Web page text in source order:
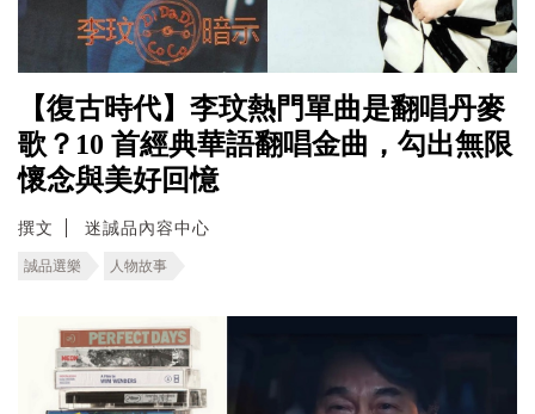
【復古時代】李玟熱門單曲是翻唱丹麥
歌？10 首經典華語翻唱金曲，勾出無限
懷念與美好回憶
撰文 迷誠品內容中心
誠品選樂 人物故事